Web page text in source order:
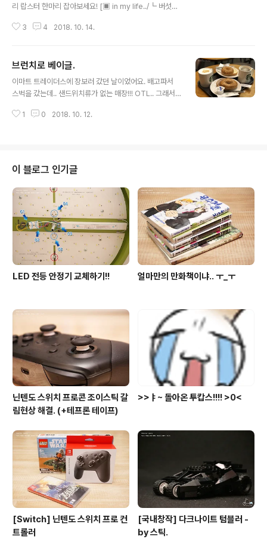
리 랍스터 한마리 잡아보세요! [▣ in my life../┗ 버섯메
에 가면 꼭 가볼만한 추천 1순위! 포차거리의 랍스터! 오랜
니다. 햄이는 은근 무서워해서 제가 들었어요. 일단 랍스터
가 손질되기 전에 다른 것들이 푸짐하게 나옵니다. 탕탕이,
소라, 돌멍게 등등.. 맛있게 먹어주면 OK!! 아.. 대망의 꼬리
꼭 한번 드셔보세요. 이번엔 새우도 주시네요. ^^)b 그리고
3 4 2018. 10. 14.
브런치로 베이글.
이마트 트레이더스에 장보러 갔던 날이었어요. 배고파서
스벅을 갔는데.. 샌드위치류가 없는 매장!!! OTL.. 그래서
이글은 먹으면 먹게 되지만.. 찾아먹진 않게 되는 묘한 맛이
포스팅 정상화가 되리라.. 믿어봅니.. (응?)
1 0 2018. 10. 12.
이 블로그 인기글
LED 전등 안정기 교체하기!! 얼마만의 만화책이냐.. ㅜ_ㅜ
닌텐도 스위치 프로콘 조이스틱 갈
림현상 해결. (+테프론 테이프)
>>ㅑ~ 돌아온 투캅스!!!! >0<
[Switch] 닌텐도 스위치 프로 컨
트롤러
[국내창작] 다크나이트 텀블러 -
by 스틱.